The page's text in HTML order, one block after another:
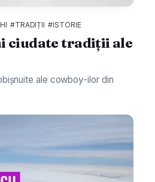
#TRADIȚII #ISTORIE
ciudate tradiții ale
ale cowboy-ilor din